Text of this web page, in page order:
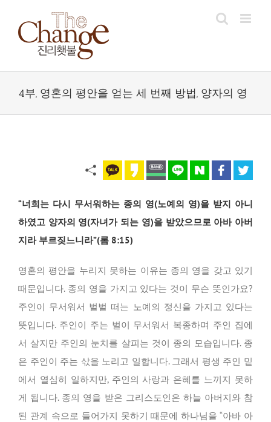
content
4부, 영혼의 평안을 얻는 세 번째 방법, 양자의 영
“너희는 다시 무서워하는 종의 영(노예의 영)을 받지 아니
하였고 양자의 영(자녀가 되는 영)을 받았으므로 아바 아버
지라 부르짖느니라”(롬 8:15)
영혼의 평안을 누리지 못하는 이유는 종의 영을 갖고 있기
때문입니다. 종의 영을 가지고 있다는 것이 무슨 뜻인가요?
주인이 무서워서 벌벌 떠는 노예의 정신을 가지고 있다는
뜻입니다. 주인이 주는 벌이 무서워서 복종하며 주인 집에
서 살지만 주인의 눈치를 살피는 것이 종의 모습입니다. 종
은 주인이 주는 삯을 노리고 일합니다. 그래서 평생 주인 밑
에서 열심히 일하지만, 주인의 사랑과 은혜를 느끼지 못하
게 됩니다. 종의 영을 받은 그리스도인은 하늘 아버지와 참
된 관계 속으로 들어가지 못하기 때문에 하나님을 “아바 아